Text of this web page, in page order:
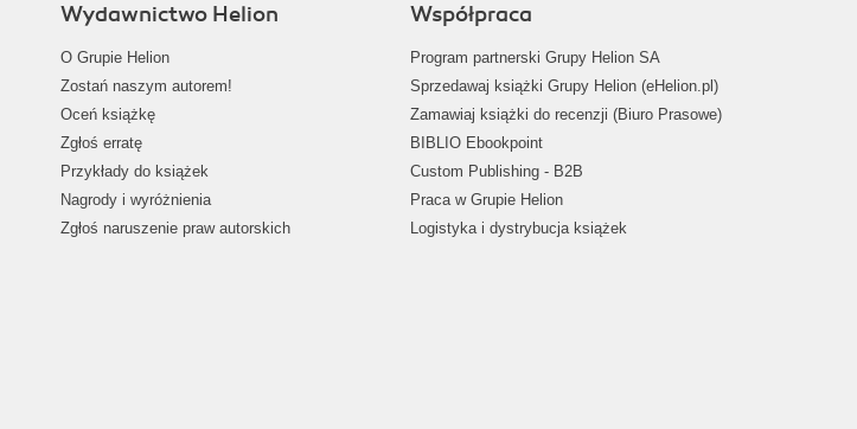
Wydawnictwo Helion
O Grupie Helion
Zostań naszym autorem!
Oceń książkę
Zgłoś erratę
Przykłady do książek
Nagrody i wyróżnienia
Zgłoś naruszenie praw autorskich
Współpraca
Program partnerski Grupy Helion SA
Sprzedawaj książki Grupy Helion (eHelion.pl)
Zamawiaj książki do recenzji (Biuro Prasowe)
BIBLIO Ebookpoint
Custom Publishing - B2B
Praca w Grupie Helion
Logistyka i dystrybucja książek